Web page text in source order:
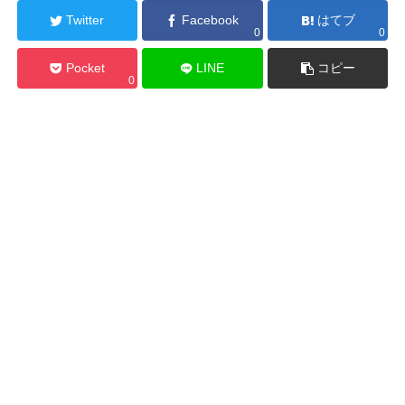
Twitter Facebook
0
はてブ
0
Pocket
0
LINE コピー